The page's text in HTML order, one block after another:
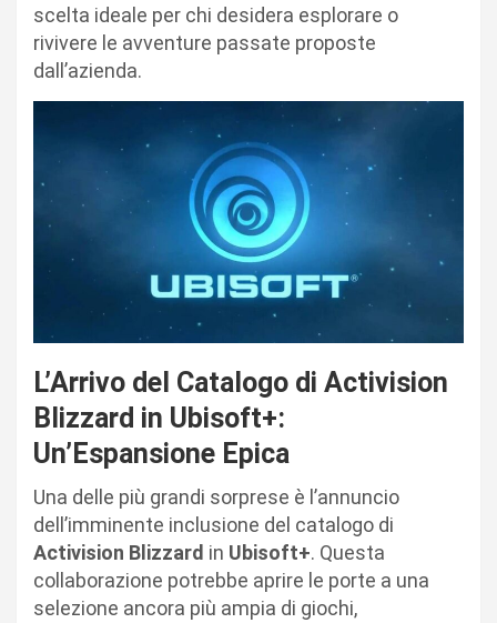
scelta ideale per chi desidera esplorare o
rivivere le avventure passate proposte
dall’azienda.
L’Arrivo del Catalogo di Activision
Blizzard in Ubisoft+:
Un’Espansione Epica
Una delle più grandi sorprese è l’annuncio
dell’imminente inclusione del catalogo di
Activision Blizzard in Ubisoft+. Questa
collaborazione potrebbe aprire le porte a una
selezione ancora più ampia di giochi,